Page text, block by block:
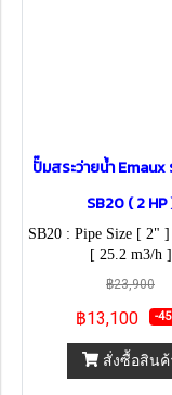
ปั๊มสระว่ายน้ำ Emaux
SB20 ( 2 HP
SB20 : Pipe Size [ 2"
[ 25.2 m3/h ]
฿23,900
฿13,100 -
สั่งซื้อสินค้